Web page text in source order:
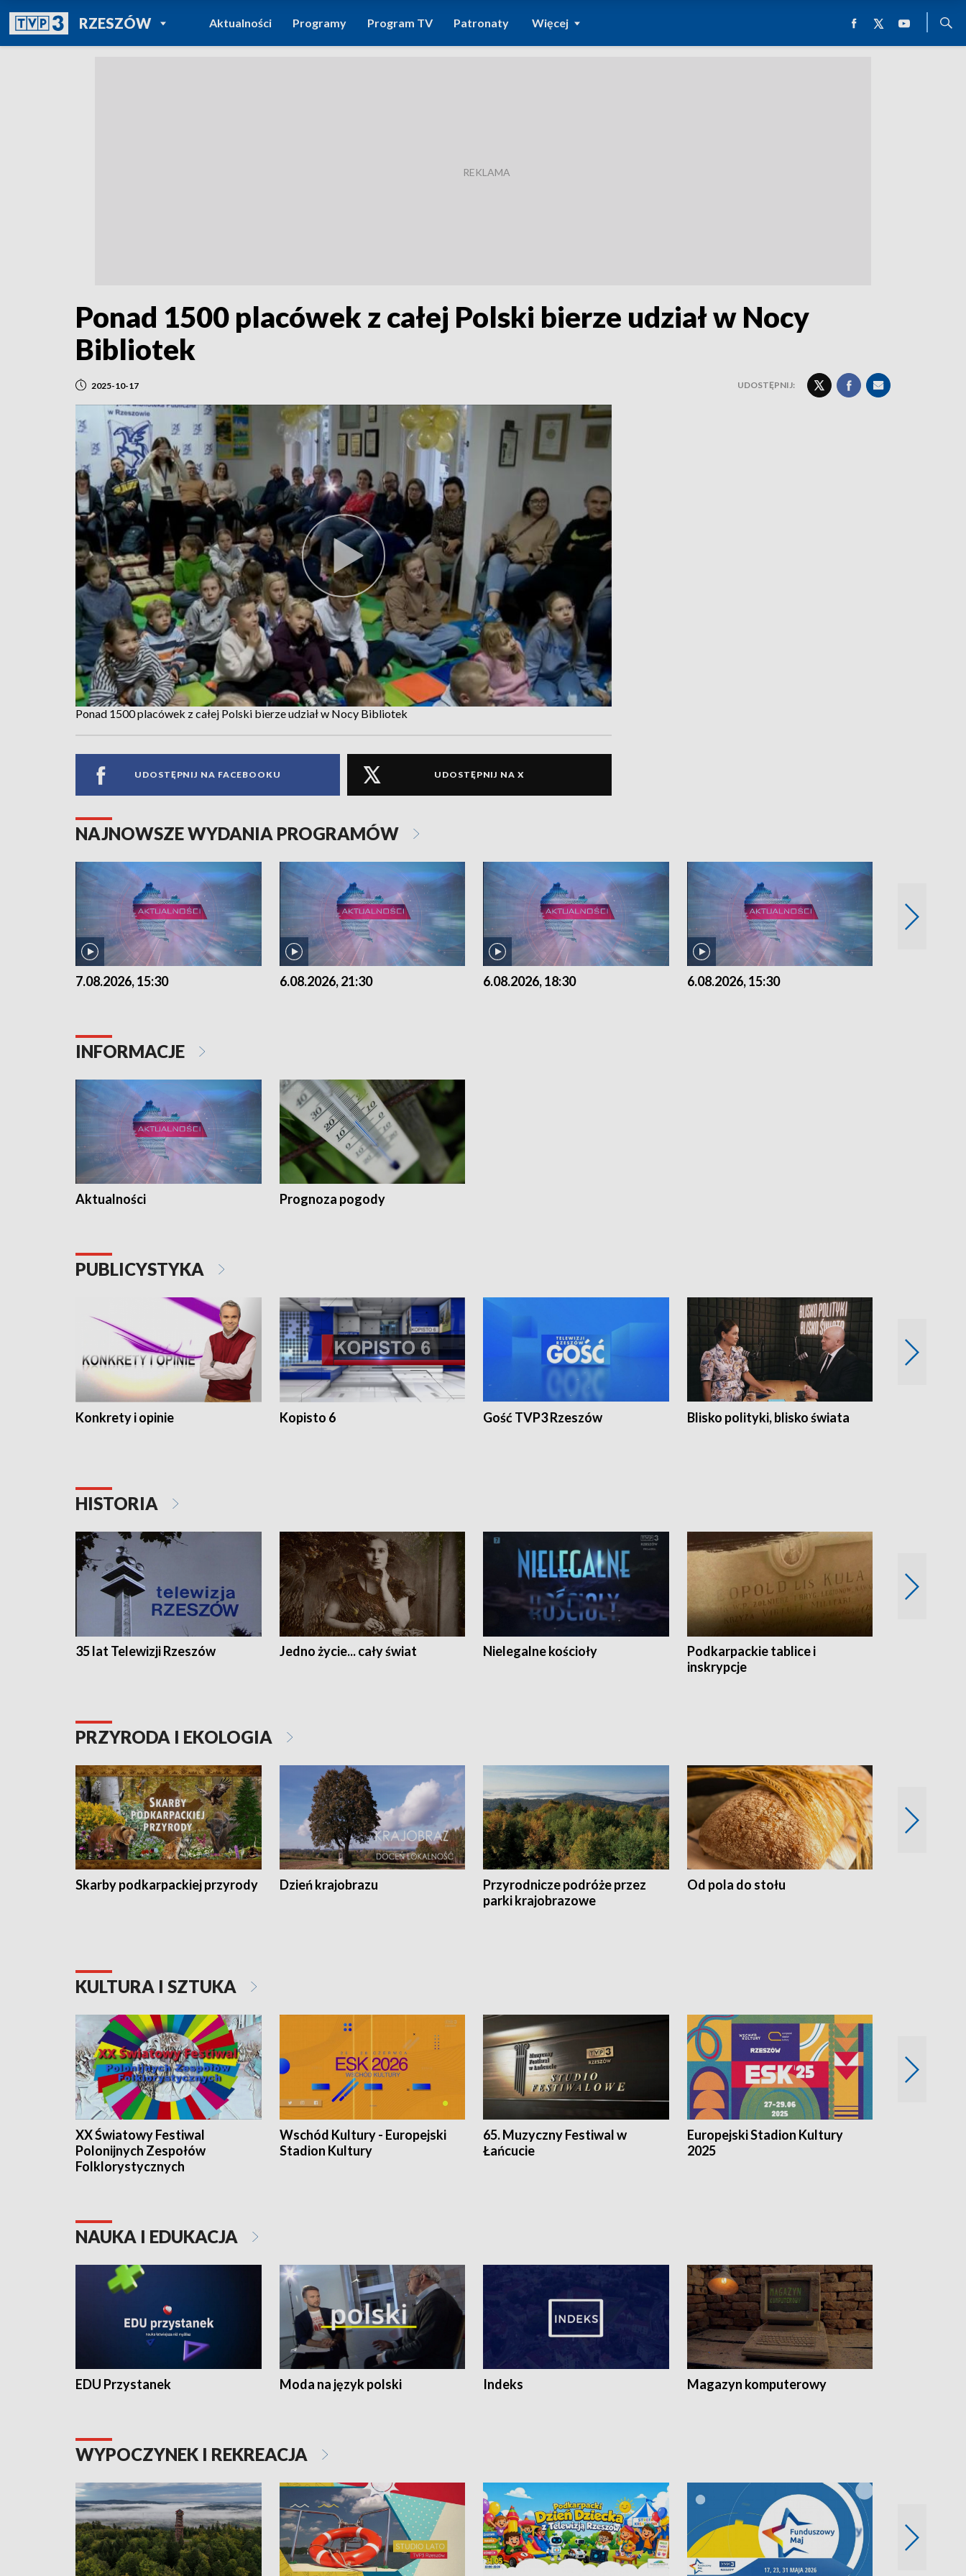
RZESZÓWPOWRÓT DO
TVP REGIONY
Aktualności Programy Program TV Patronaty Więcej
Ponad 1500 placówek z całej Polski bierze udział w Nocy
Bibliotek
2025-10-17 UDOSTĘPNIJ:
Ponad 1500 placówek z całej Polski bierze udział w Nocy Bibliotek
UDOSTĘPNIJ NA FACEBOOKU UDOSTĘPNIJ NA X
NAJNOWSZE WYDANIA PROGRAMÓW
7.08.2026, 15:30 6.08.2026, 21:30 6.08.2026, 18:30 6.08.2026, 15:30
INFORMACJE
Aktualności Prognoza pogody
PUBLICYSTYKA
Konkrety i opinie Kopisto 6 Gość TVP3 Rzeszów Blisko polityki, blisko świata
HISTORIA
35 lat Telewizji Rzeszów Jedno życie... cały świat Nielegalne kościoły
Podkarpackie tablice i
inskrypcje
PRZYRODA I EKOLOGIA
Skarby podkarpackiej przyrody Dzień krajobrazu
Przyrodnicze podróże przez
parki krajobrazowe
Od pola do stołu
KULTURA I SZTUKA
XX Światowy Festiwal
Polonijnych Zespołów
Folklorystycznych
Wschód Kultury - Europejski
Stadion Kultury
65. Muzyczny Festiwal w
Łańcucie
Europejski Stadion Kultury
2025
NAUKA I EDUKACJA
EDU Przystanek Moda na język polski Indeks Magazyn komputerowy
WYPOCZYNEK I REKREACJA